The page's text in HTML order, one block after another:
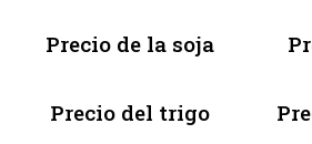
Precio de la soja
Precio del trigo